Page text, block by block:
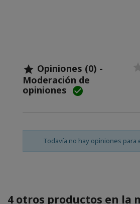
 Opiniones (0) -
Moderación de
opiniones 
Todavía no hay opiniones para
4 otros productos en la